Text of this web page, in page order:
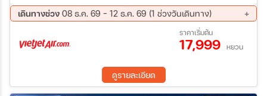
รนด์แคนยอน - ถนนคนเดินซินเทียนตี้ วันที่ 5 ถ้ำเถิงหลง - ห้างสรรพ
สินค้าเหอรุ่นเฉิง - สนามบินนานาชาติเอินซือ สวี่เจียผิง - สนามบิน
เดินทางช่วง 08 ธ.ค. 69 - 12 ธ.ค. 69 (1 ช่วงวันเดินทาง)
ราคาเริ่มต้น
17,999 หยวน
ดูรายละเอียด